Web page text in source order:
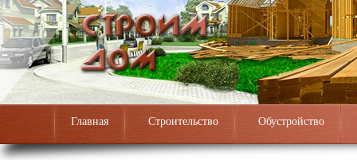
Главная Строительство Обустройство